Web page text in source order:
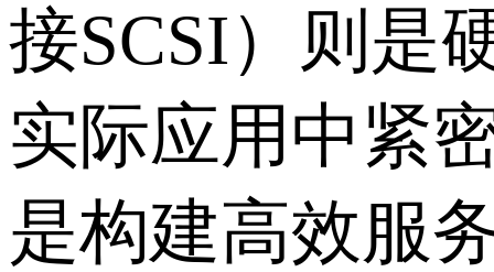
接SCSI）则是
实际应用中紧
是构建高效服